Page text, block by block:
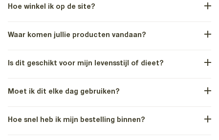
Hoe winkel ik op de site?
Waar komen jullie producten vandaan?
Is dit geschikt voor mijn levensstijl of dieet?
Moet ik dit elke dag gebruiken?
Hoe snel heb ik mijn bestelling binnen?